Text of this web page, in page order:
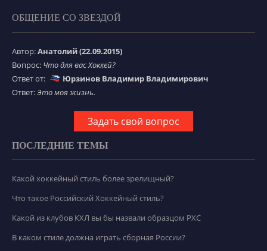
ОБЩЕНИЕ СО ЗВЕЗДОЙ
Автор:Анатолий (22.09.2015)
Вопрос: Что для вас Хоккей?
Ответ от:
Юрзинов Владимир Владимирович
Ответ:Это моя жизнь.
Задать свой вопрос
ПОСЛЕДНИЕ ТЕМЫ
Какой хоккейный стиль более зрелищный?
Что такое Российский Хоккейный стиль?
Какой из клубов КХЛ вы бы назвали образцом РХС
В каком стиле должна играть сборная России?